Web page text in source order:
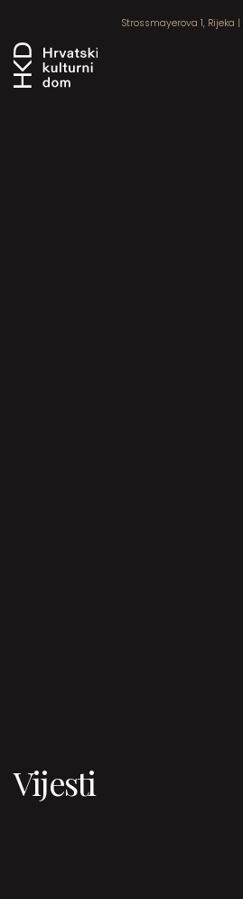
Strossmayerova 1, Rijeka |
Vijesti